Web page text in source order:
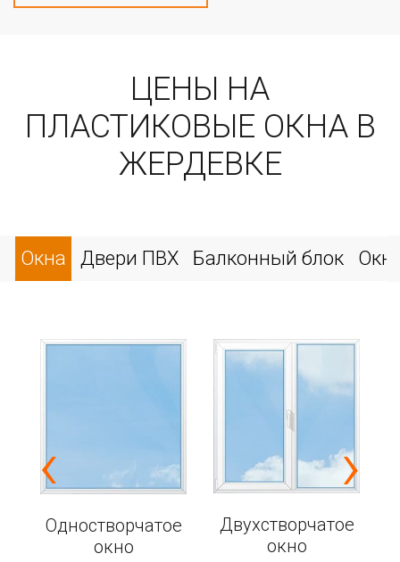
ЦЕНЫ НА
ПЛАСТИКОВЫЕ ОКНА В
ЖЕРДЕВКЕ
Окна Двери ПВХ Балконный блок
Одностворчатое
окно
Двухстворчатое
окно
‹ ›